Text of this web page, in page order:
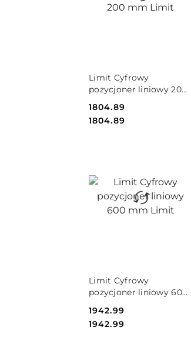
Limit Cyfrowy
pozycjoner liniowy 200
Cena:
1804.89
Cena:
1804.89
DO KOSZYKA
Limit Cyfrowy
pozycjoner liniowy 600
Cena:
1942.99
Cena:
1942.99
DO KOSZYKA